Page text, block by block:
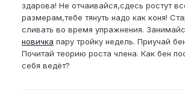
здарова! Не отчаивайся,сдесь ростут
размерам,тебе тянуть надо как коня!
сливать во время упражнения.
новичка пару тройку недель. Приучай
Почитай теорию роста члена. Как бен
себя ведёт?